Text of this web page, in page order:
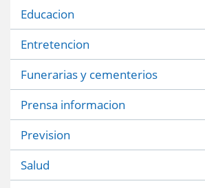
Educacion
Entretencion
Funerarias y cementerios
Prensa informacion
Prevision
Salud